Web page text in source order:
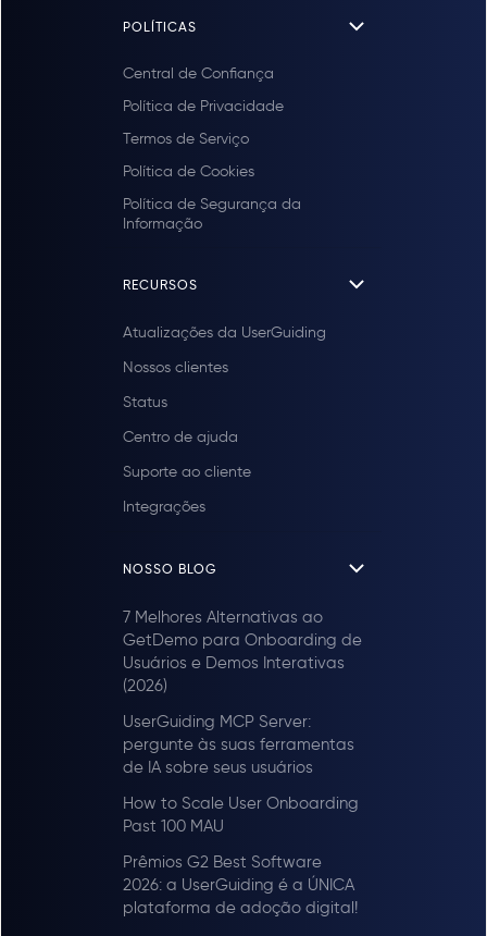
POLÍTICAS
Central de Confiança
Política de Privacidade
Termos de Serviço
Política de Cookies
Política de Segurança da
Informação
RECURSOS
Atualizações da UserGuiding
Nossos clientes
Status
Centro de ajuda
Suporte ao cliente
Integrações
NOSSO BLOG
7 Melhores Alternativas ao
GetDemo para Onboarding de
Usuários e Demos Interativas
(2026)
UserGuiding MCP Server:
pergunte às suas ferramentas
de IA sobre seus usuários
How to Scale User Onboarding
Past 100 MAU
Prêmios G2 Best Software
2026: a UserGuiding é a ÚNICA
plataforma de adoção digital!